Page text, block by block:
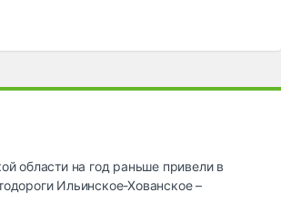
области на год раньше привели в
Ильинское-Хованское –